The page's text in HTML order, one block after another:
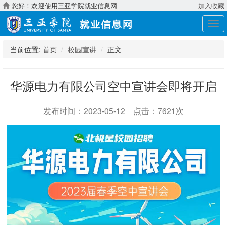
您好！欢迎使用三亚学院就业信息网 加入收藏
展
开
当前位置: 首页 校园宣讲 正文
华源电力有限公司空中宣讲会即将开启
发布时间：2023-05-12 点击：7621次